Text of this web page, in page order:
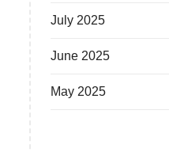
July 2025
June 2025
May 2025